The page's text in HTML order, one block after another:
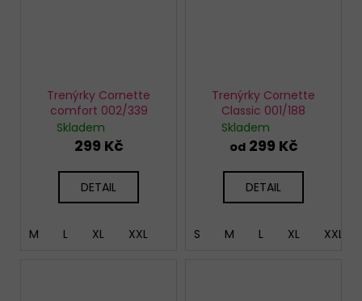
Trenýrky Cornette
comfort 002/339
Skladem
299 Kč
DETAIL
M L XL XXL
Trenýrky Cornette
Classic 001/188
Skladem
od299 Kč
DETAIL
S M L XL XXL